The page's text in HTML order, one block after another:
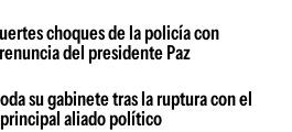
choques de la policía con
del presidente Paz
su gabinete tras la ruptura con el
aliado político